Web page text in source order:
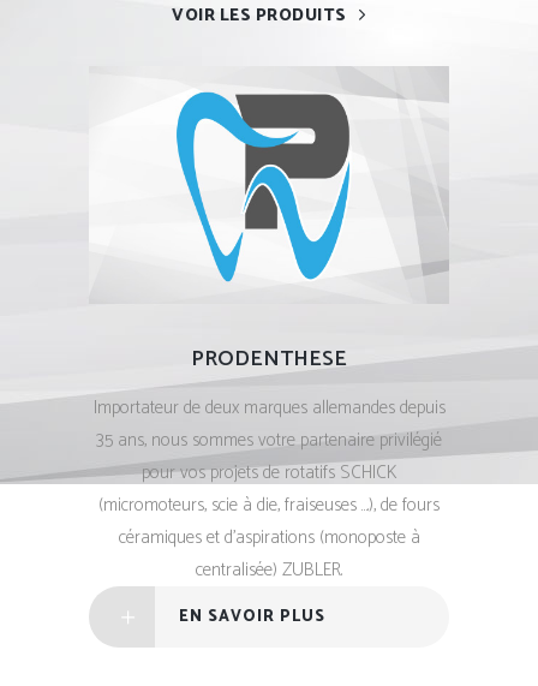
VOIR LES PRODUITS
PRODENTHESE
Importateur de deux marques allemandes depuis
35 ans, nous sommes votre partenaire privilégié
pour vos projets de rotatifs SCHICK
(micromoteurs, scie à die, fraiseuses ….), de fours
céramiques et d’aspirations (monoposte à
centralisée) ZUBLER.
EN SAVOIR PLUS